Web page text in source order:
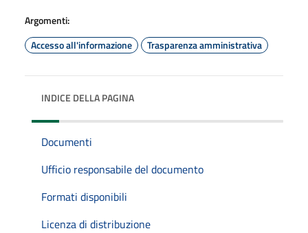
Argomenti:
Accesso all'informazione
Trasparenza amministrativa
INDICE DELLA PAGINA
Documenti
Ufficio responsabile del documento
Formati disponibili
Licenza di distribuzione